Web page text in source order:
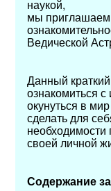
наукой,
мы приглашаем
Ведической
Данный
ознакомиться
окунуться в
сделать для
своей личной
Содержание